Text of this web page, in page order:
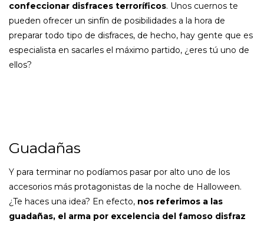
confeccionar disfraces terroríficos. Unos cuernos te
pueden ofrecer un sinfín de posibilidades a la hora de
preparar todo tipo de disfraces, de hecho, hay gente que es
especialista en sacarles el máximo partido, ¿eres tú uno de
ellos?
Guadañas
Y para terminar no podíamos pasar por alto uno de los
accesorios más protagonistas de la noche de Halloween.
¿Te haces una idea? En efecto, nos referimos a las
guadañas, el arma por excelencia del famoso disfraz